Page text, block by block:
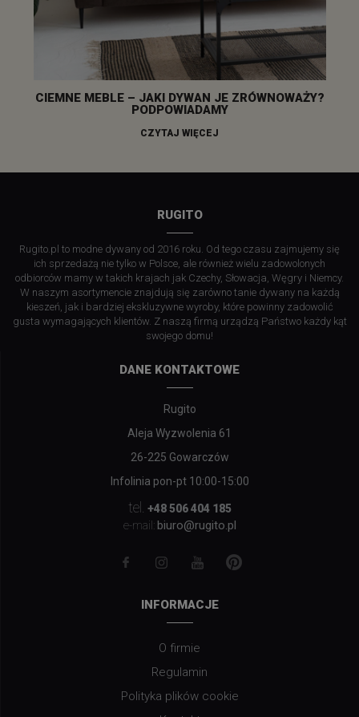
CIEMNE MEBLE – JAKI DYWAN JE ZRÓWNOWAŻY?
PODPOWIADAMY
CZYTAJ WIĘCEJ
RUGITO
Rugito.pl to modne dywany od 2016 roku. Od tego czasu zajmujemy się
ich sprzedażą nie tylko w Polsce, ale również wielu zadowolonych
odbiorców mamy w takich krajach jak Czechy, Słowacja, Węgry i Niemcy.
W naszym asortymencie znajdują się zarówno tanie dywany na każdą
kieszeń, jak i bardziej ekskluzywne wyroby, które powinny zadowolić
gusta wymagających klientów. Z naszą firmą urządzą Państwo każdy kąt
swojego domu!
DANE KONTAKTOWE
Rugito
Aleja Wyzwolenia 61
26-225 Gowarczów
Infolinia pon-pt 10:00-15:00
tel. +48 506 404 185
e-mail: biuro@rugito.pl
INFORMACJE
O firmie
Regulamin
Polityka plików cookie